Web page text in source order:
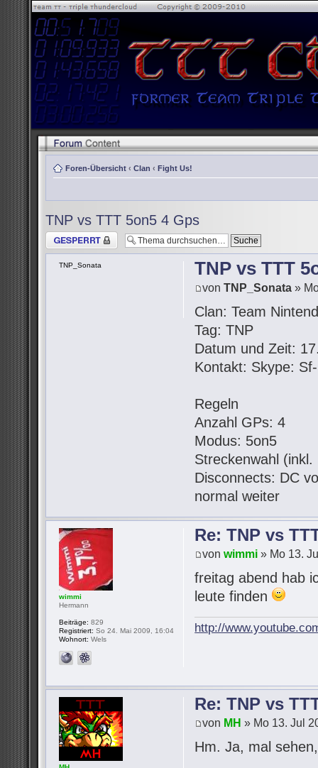
Foren-Übersicht ‹ Clan ‹ Fight Us!
TNP vs TTT 5on5 4 Gps
Thema gesperrt
TNP vs TTT
vonTNP_Sonata »
Clan: Team
Tag: TNP
Datum und Zeit:
Kontakt: Skype:
Regeln
Anzahl GPs: 4
Modus: 5on5
Streckenwahl
Disconnects: DC
normal weiter
TNP_Sonata
Re: TNP vs
vonwimmi » Mo 13.
freitag abend hab
leute finden
http://
wimmi
Hermann
Beiträge: 829
Registriert: So 24. Mai 2009, 16:04
Wohnort: Wels
Re: TNP vs
von MH » Mo 13. Jul
Hm. Ja, mal